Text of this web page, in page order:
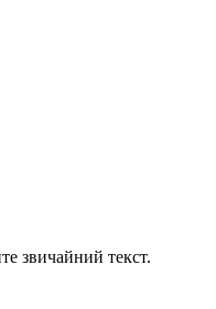
звичайний текст.